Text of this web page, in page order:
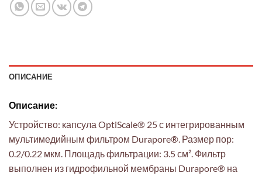
ОПИСАНИЕ
Описание:
Устройство: капсула OptiScale® 25 с интегрированным
мультимедийным фильтром Durapore®. Размер пор:
0.2/0.22 мкм. Площадь фильтрации: 3.5 см². Фильтр
выполнен из гидрофильной мембраны Durapore® на